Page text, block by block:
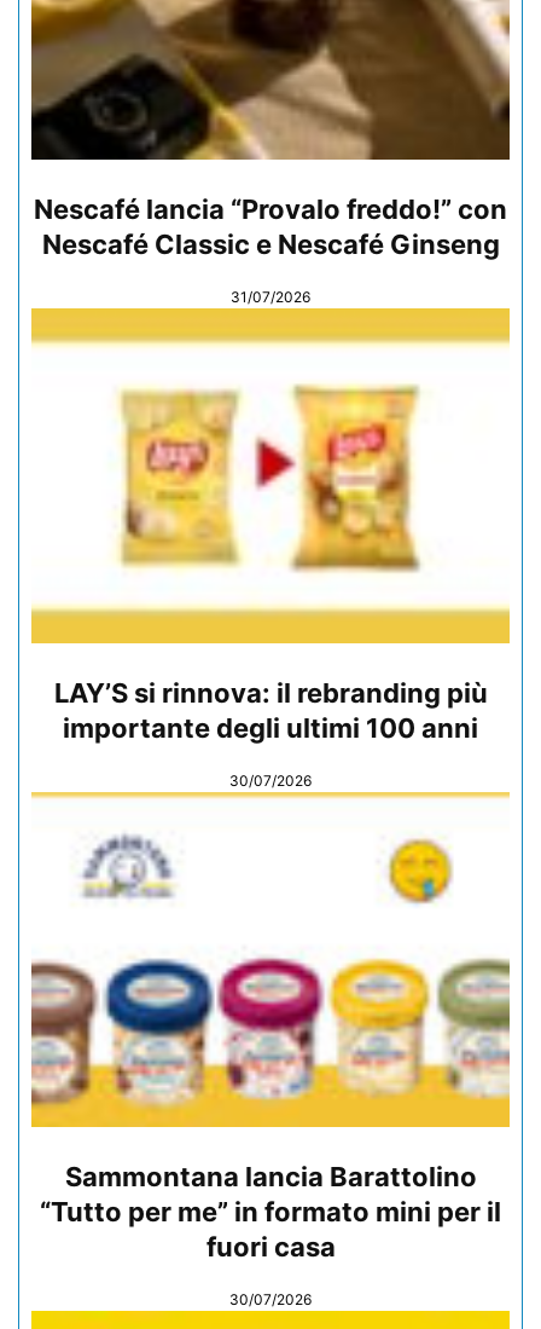
Nescafé lancia “Provalo freddo!” con
Nescafé Classic e Nescafé Ginseng
31/07/2026
LAY’S si rinnova: il rebranding più
importante degli ultimi 100 anni
30/07/2026
Sammontana lancia Barattolino
“Tutto per me” in formato mini per il
fuori casa
30/07/2026